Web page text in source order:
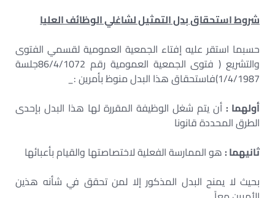
شروط استحقاق بدل التمثيل لشاغلي الوظائف العليا
حسبما استقر عليه إفتاء الجمعية العمومية لقسمي الفتوى
والتشريع ( فتوى الجمعية العمومية رقم 86/4/1072جلسة
1/4/1987)فاستحقاق هذا البدل منوظ بأمرين :_
أولهما : أن يتم شغل الوظيفة المقررة لها هذا البدل بإحدى
الطرق المحددة قانونا
ثانيهما :هو الممارسة الفعلية لاختصاصتها والقيام بأعبائها
بحيث لا يمنح البدل المذكور إلا لمن تحقق في شأنه هذين